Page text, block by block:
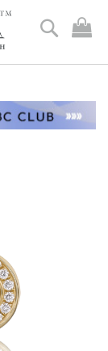
Пошук